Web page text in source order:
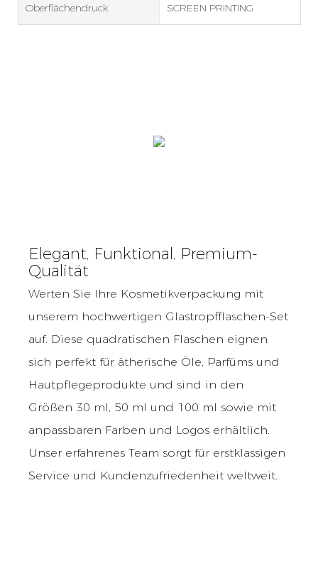
Oberflächendruck SCREEN PRINTING
Elegant, Funktional, Premium-
Qualität
Werten Sie Ihre Kosmetikverpackung mit
unserem hochwertigen Glastropfflaschen-Set
auf. Diese quadratischen Flaschen eignen
sich perfekt für ätherische Öle, Parfüms und
Hautpflegeprodukte und sind in den
Größen 30 ml, 50 ml und 100 ml sowie mit
anpassbaren Farben und Logos erhältlich.
Unser erfahrenes Team sorgt für erstklassigen
Service und Kundenzufriedenheit weltweit.